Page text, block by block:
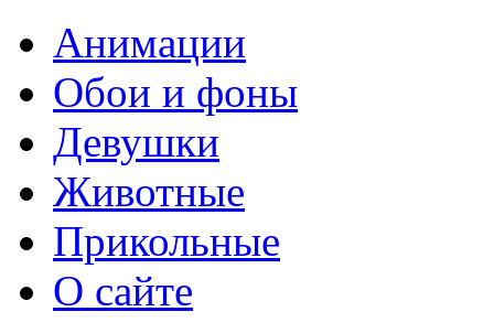
Анимации
Обои и фоны
Девушки
Животные
Прикольные
О сайте